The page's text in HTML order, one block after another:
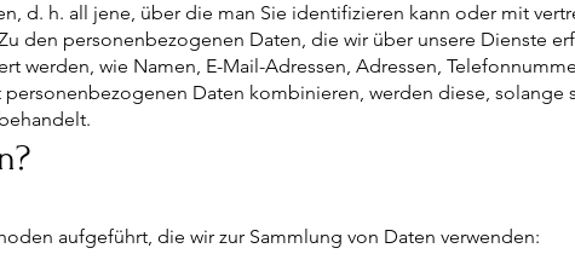
d. h. all jene, über die man Sie identifizieren kann oder mit
den personenbezogenen Daten, die wir über unsere Dienste
werden, wie Namen, E-Mail-Adressen, Adressen,
Daten kombinieren, werden diese, solange
aufgeführt, die wir zur Sammlung von Daten verwenden: